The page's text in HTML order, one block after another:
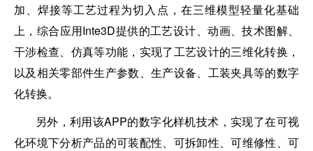
加、焊接等工艺过程为切入点，在三维模型轻量化基础
上，综合应用Inte3D提供的工艺设计、动画、技术图解、
干涉检查、仿真等功能，实现了工艺设计的三维化转换，
以及相关零部件生产参数、生产设备、工装夹具等的数字
化转换。
另外，利用该APP的数字化样机技术，实现了在可视
化环境下分析产品的可装配性、可拆卸性、可维修性、可